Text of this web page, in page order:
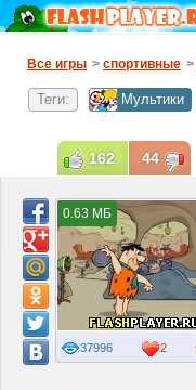
Все игры > спортивные >
Теги: Мультики
37996 2
0.63 МБ
162 44